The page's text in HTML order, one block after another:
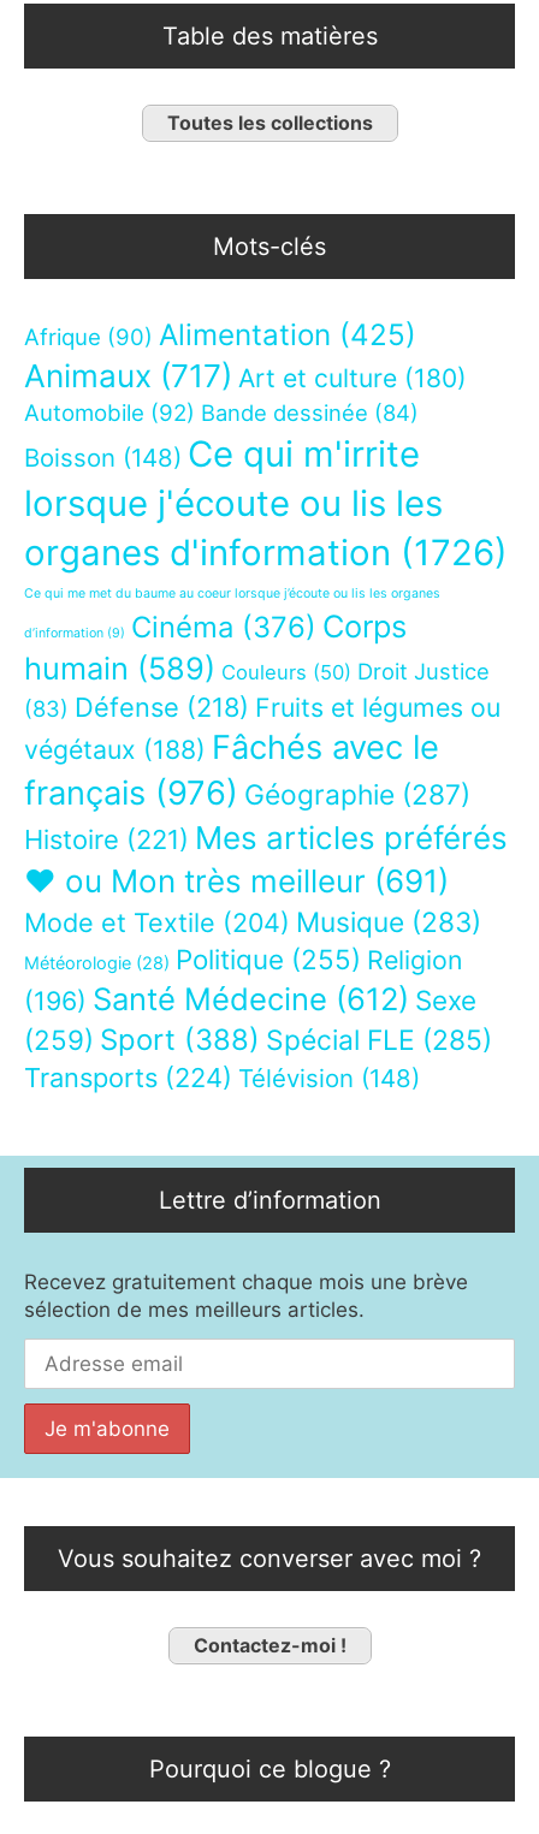
Table des matières
Toutes les collections
Mots-clés
Afrique (90) Alimentation (425)
Animaux (717) Art et culture (180)
Automobile (92) Bande dessinée (84)
Boisson (148) Ce qui m'irrite
lorsque j'écoute ou lis les
organes d'information (1726)
Ce qui me met du baume au coeur lorsque j’écoute ou lis les organes
d’information (9) Cinéma (376) Corps
humain (589) Couleurs (50) Droit Justice
(83) Défense (218) Fruits et légumes ou
végétaux (188) Fâchés avec le
français (976) Géographie (287)
Histoire (221) Mes articles préférés
❤ ou Mon très meilleur (691)
Mode et Textile (204) Musique (283)
Météorologie (28) Politique (255) Religion
(196) Santé Médecine (612) Sexe
(259) Sport (388) Spécial FLE (285)
Transports (224) Télévision (148)
Lettre d’information
Recevez gratuitement chaque mois une brève
sélection de mes meilleurs articles.
Vous souhaitez converser avec moi ?
Contactez-moi !
Pourquoi ce blogue ?